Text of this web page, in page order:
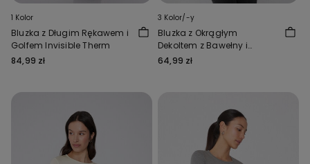
1 Kolor
Bluzka z Długim Rękawem i
Golfem Invisible Therm
84,99 zł
3 Kolor/-y
Bluzka z Okrągłym
Dekoltem z Bawełny i
Modalu Termicznego
64,99 zł